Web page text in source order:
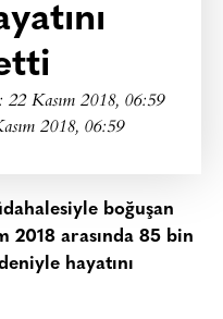
22 Kasım 2018, 06:59
2018, 06:59
boğuşan
2018 arasında 85 bin
hayatını